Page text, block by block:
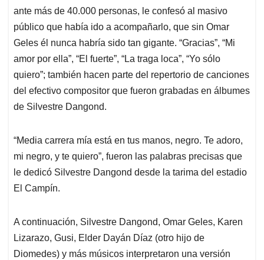
ante más de 40.000 personas, le confesó al masivo
público que había ido a acompañarlo, que sin Omar
Geles él nunca habría sido tan gigante. “Gracias”, “Mi
amor por ella”, “El fuerte”, “La traga loca”, “Yo sólo
quiero”; también hacen parte del repertorio de canciones
del efectivo compositor que fueron grabadas en álbumes
de Silvestre Dangond.
“Media carrera mía está en tus manos, negro. Te adoro,
mi negro, y te quiero”, fueron las palabras precisas que
le dedicó Silvestre Dangond desde la tarima del estadio
El Campín.
A continuación, Silvestre Dangond, Omar Geles, Karen
Lizarazo, Gusi, Elder Dayán Díaz (otro hijo de
Diomedes) y más músicos interpretaron una versión